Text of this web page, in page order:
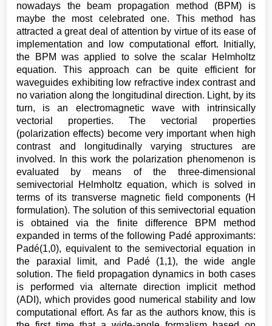
nowadays the beam propagation method (BPM) is
maybe the most celebrated one. This method has
attracted a great deal of attention by virtue of its ease of
implementation and low computational effort. Initially,
the BPM was applied to solve the scalar Helmholtz
equation. This approach can be quite efficient for
waveguides exhibiting low refractive index contrast and
no variation along the longitudinal direction. Light, by its
turn, is an electromagnetic wave with intrinsically
vectorial properties. The vectorial properties
(polarization effects) become very important when high
contrast and longitudinally varying structures are
involved. In this work the polarization phenomenon is
evaluated by means of the three-dimensional
semivectorial Helmholtz equation, which is solved in
terms of its transverse magnetic field components (H
formulation). The solution of this semivectorial equation
is obtained via the finite difference BPM method
expanded in terms of the following Padé approximants:
Padé(1,0), equivalent to the semivectorial equation in
the paraxial limit, and Padé (1,1), the wide angle
solution. The field propagation dynamics in both cases
is performed via alternate direction implicit method
(ADI), which provides good numerical stability and low
computational effort. As far as the authors know, this is